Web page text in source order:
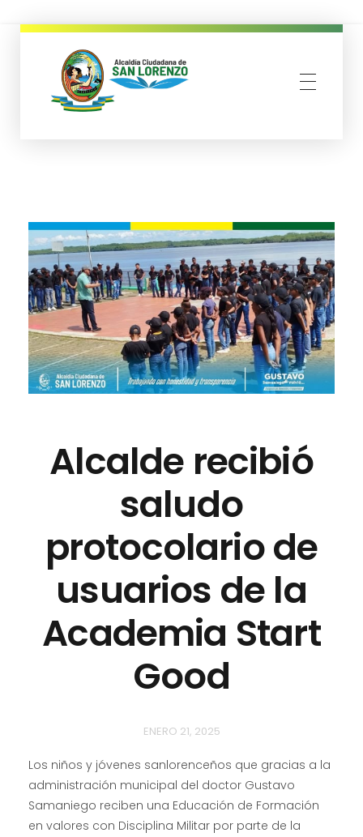
Alcalde recibió
saludo
protocolario de
usuarios de la
Academia Start
Good
ENERO 21, 2025
Los niños y jóvenes sanlorenceños que gracias a la
administración municipal del doctor Gustavo
Samaniego reciben una Educación de Formación
en valores con Disciplina Militar por parte de la